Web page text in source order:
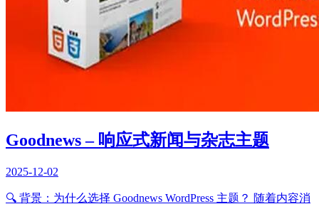
Goodnews – 响应式新闻与杂志主题
2025-12-02
🔍 背景：为什么选择 Goodnews WordPress 主题？ 随着内容消